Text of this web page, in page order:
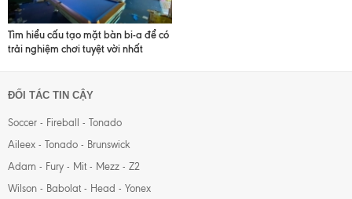
Tìm hiểu cấu tạo mặt bàn bi-a để có
trải nghiệm chơi tuyệt vời nhất
ĐỐI TÁC TIN CẬY
Soccer - Fireball - Tonado
Aileex - Tonado - Brunswick
Adam - Fury - Mit - Mezz - Z2
Wilson - Babolat - Head - Yonex